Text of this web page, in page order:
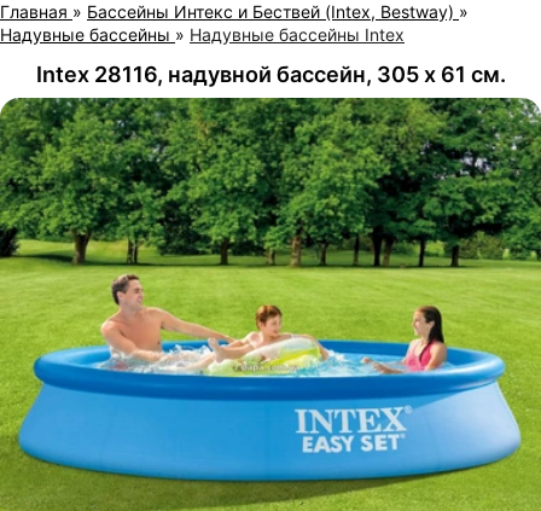
Главная » Бассейны Интекс и Бествей (Intex, Bestway) »
Надувные бассейны » Надувные бассейны Intex
Intex 28116, надувной бассейн, 305 х 61 см.